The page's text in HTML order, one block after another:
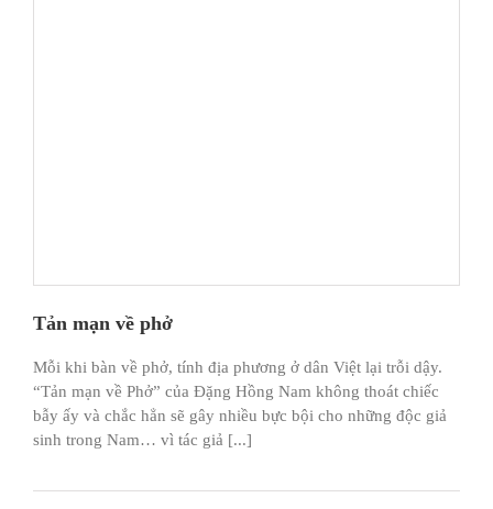
Tản mạn về phở
Mỗi khi bàn về phở, tính địa phương ở dân Việt lại trỗi dậy.
“Tản mạn về Phở” của Đặng Hồng Nam không thoát chiếc
bẫy ấy và chắc hẳn sẽ gây nhiều bực bội cho những độc giả
sinh trong Nam… vì tác giả [...]